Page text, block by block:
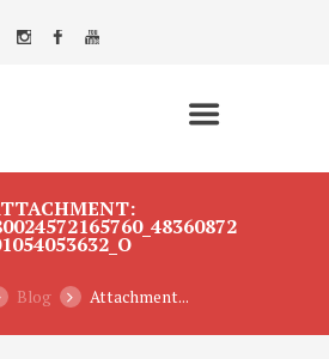
Blog Attachment...